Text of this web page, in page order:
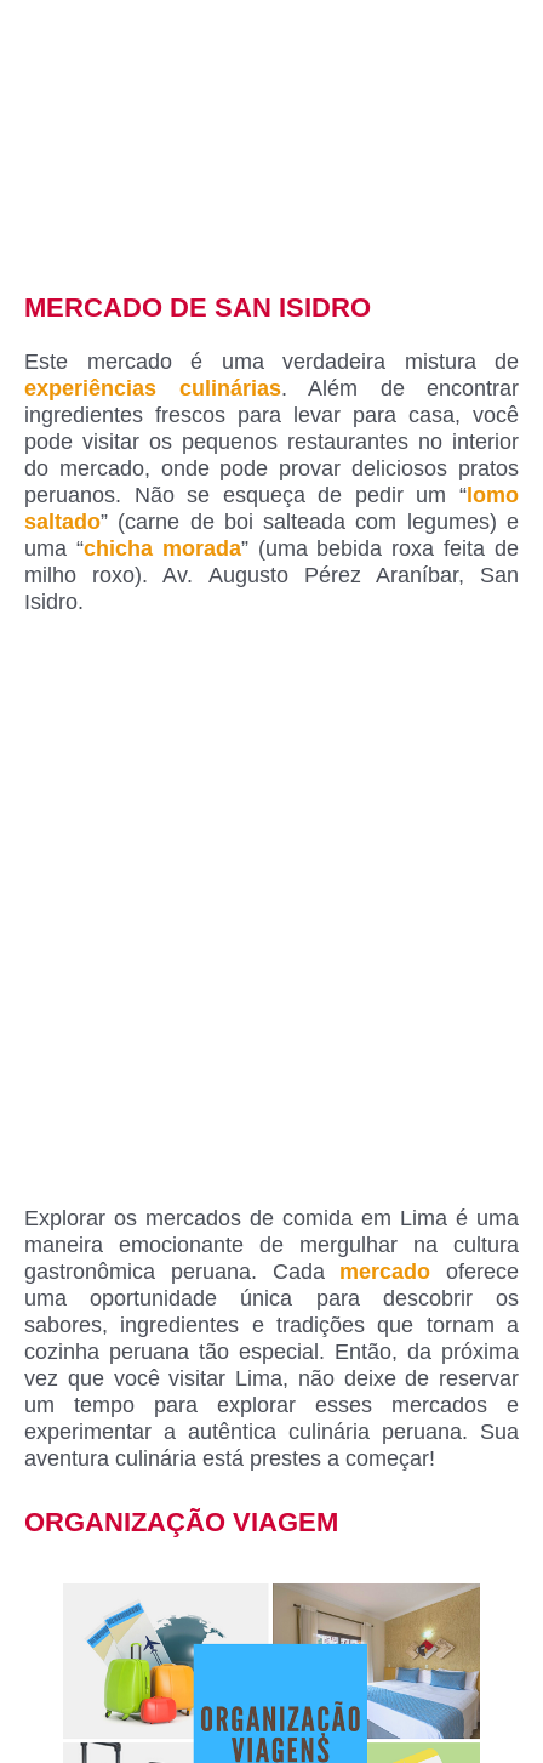
MERCADO DE SAN ISIDRO
Este mercado é uma verdadeira mistura de
experiências culinárias. Além de encontrar
ingredientes frescos para levar para casa, você
pode visitar os pequenos restaurantes no interior
do mercado, onde pode provar deliciosos pratos
peruanos. Não se esqueça de pedir um “ lomo
saltado” (carne de boi salteada com legumes) e
uma “chicha morada” (uma bebida roxa feita de
milho roxo). Av. Augusto Pérez Araníbar, San
Isidro.
Explorar os mercados de comida em Lima é uma
maneira emocionante de mergulhar na cultura
gastronômica peruana. Cada mercado oferece
uma oportunidade única para descobrir os
sabores, ingredientes e tradições que tornam a
cozinha peruana tão especial. Então, da próxima
vez que você visitar Lima, não deixe de reservar
um tempo para explorar esses mercados e
experimentar a autêntica culinária peruana. Sua
aventura culinária está prestes a começar!
ORGANIZAÇÃO VIAGEM